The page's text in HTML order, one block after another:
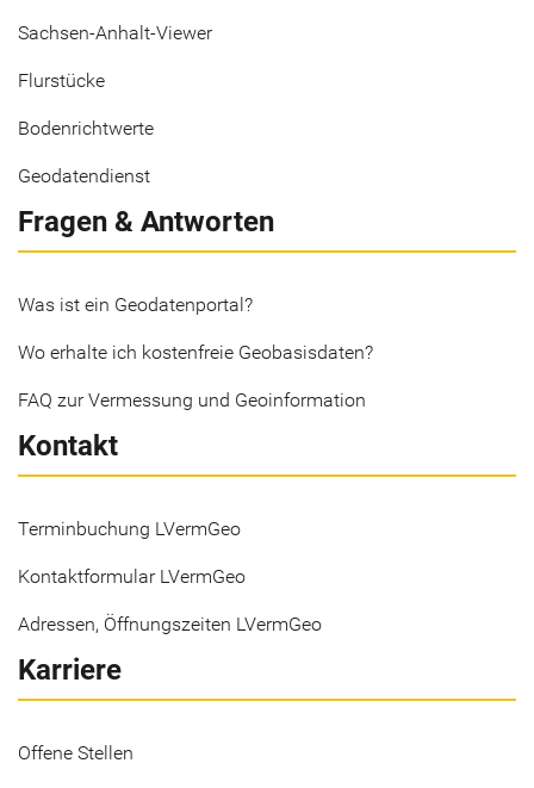
Sachsen-Anhalt-Viewer
Flurstücke
Bodenrichtwerte
Geodatendienst
Fragen & Antworten
Was ist ein Geodatenportal?
Wo erhalte ich kostenfreie Geobasisdaten?
FAQ zur Vermessung und Geoinformation
Kontakt
Terminbuchung LVermGeo
Kontaktformular LVermGeo
Adressen, Öffnungszeiten LVermGeo
Karriere
Offene Stellen